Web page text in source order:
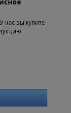
нас вы купите